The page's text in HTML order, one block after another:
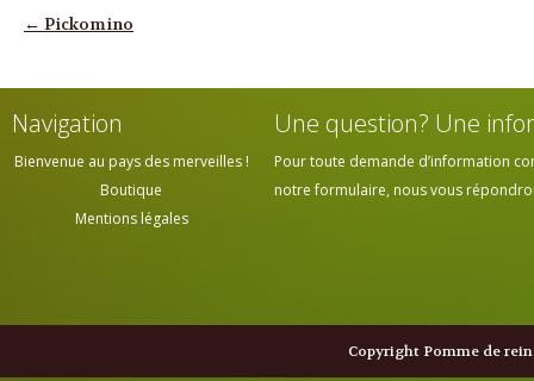
Navigation des articles
← Pickomino
Navigation
Bienvenue au pays des merveilles !
Boutique
Mentions légales
Une question? Une
Pour toute demande d’information
notre formulaire, nous vous
Copyright Pomme de